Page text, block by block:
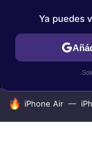
MENÚ
HOY SE HABLA
iPhone Air
Ya puedes